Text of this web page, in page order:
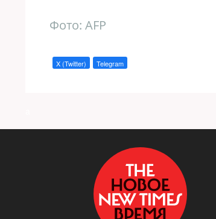
Фото: AFP
X (Twitter) Telegram